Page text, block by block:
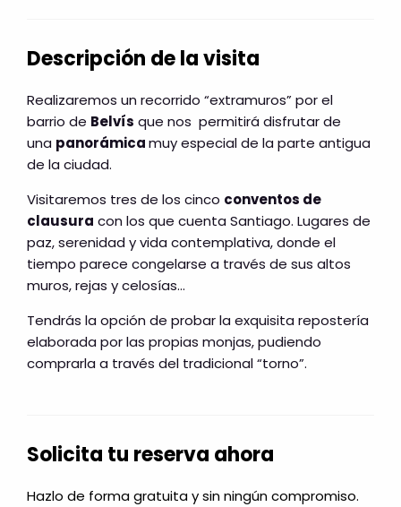
Descripción de la visita
Realizaremos un recorrido “extramuros” por el
barrio de Belvís que nos permitirá disfrutar de
una panorámicamuy especial de la parte antigua
de la ciudad.
Visitaremos tres de los cinco conventos de
clausura con los que cuenta Santiago. Lugares de
paz, serenidad y vida contemplativa, donde el
tiempo parece congelarse a través de sus altos
muros, rejas y celosías…
Tendrás la opción de probar la exquisita repostería
elaborada por las propias monjas, pudiendo
comprarla a través del tradicional “torno”.
Solicita tu reserva ahora
Hazlo de forma gratuita y sin ningún compromiso.